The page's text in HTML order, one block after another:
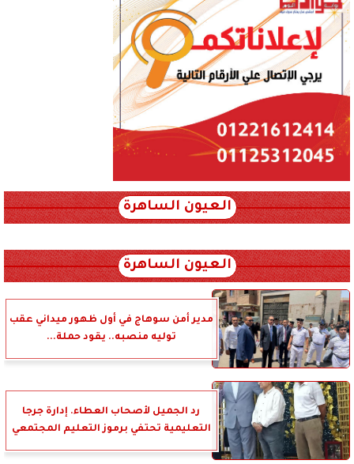
العيون الساهرة
العيون الساهرة
مدير أمن سوهاج في أول ظهور ميداني عقب
توليه منصبه.. يقود حملة...
رد الجميل لأصحاب العطاء. إدارة جرجا
التعليمية تحتفي برموز التعليم المجتمعي